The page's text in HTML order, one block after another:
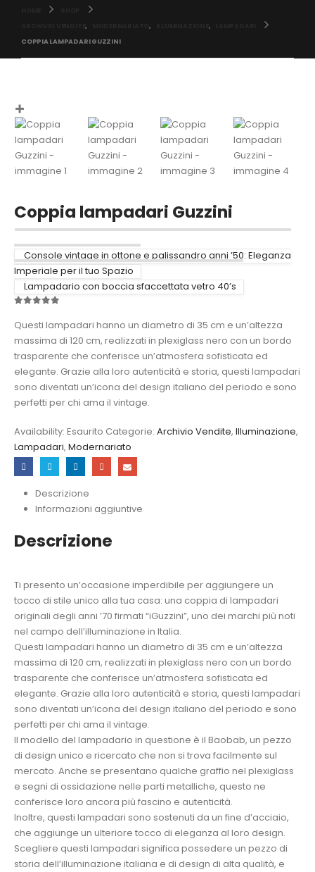
ARCHIVIO VENDITE, MODERNARIATO, ,
COPPIA LAMPADARI GUZZINI
Coppia lampadari Guzzini
Console vintage in ottone e palissandro anni ’50: Eleganza
Imperiale per il tuo Spazio
Lampadario con boccia sfaccettata vetro 40’s
Questi lampadari hanno un diametro di 35 cm e un’altezza
massima di 120 cm, realizzati in plexiglass nero con un bordo
trasparente che conferisce un’atmosfera sofisticata ed
elegante. Grazie alla loro autenticità e storia, questi lampadari
sono diventati un’icona del design italiano del periodo e sono
perfetti per chi ama il vintage.
Availability: Esaurito Categorie: Archivio Vendite, Illuminazione,
Lampadari, Modernariato
Descrizione
Informazioni aggiuntive
Descrizione
Ti presento un’occasione imperdibile per aggiungere un
tocco di stile unico alla tua casa: una coppia di lampadari
originali degli anni ’70 firmati “iGuzzini”, uno dei marchi più noti
nel campo dell’illuminazione in Italia.
Questi lampadari hanno un diametro di 35 cm e un’altezza
massima di 120 cm, realizzati in plexiglass nero con un bordo
trasparente che conferisce un’atmosfera sofisticata ed
elegante. Grazie alla loro autenticità e storia, questi lampadari
sono diventati un’icona del design italiano del periodo e sono
perfetti per chi ama il vintage.
Il modello del lampadario in questione è il Baobab, un pezzo
di design unico e ricercato che non si trova facilmente sul
mercato. Anche se presentano qualche graffio nel plexiglass
e segni di ossidazione nelle parti metalliche, questo ne
conferisce loro ancora più fascino e autenticità.
Inoltre, questi lampadari sono sostenuti da un fine d’acciaio,
che aggiunge un ulteriore tocco di eleganza al loro design.
Scegliere questi lampadari significa possedere un pezzo di
storia dell’illuminazione italiana e di design di alta qualità, e